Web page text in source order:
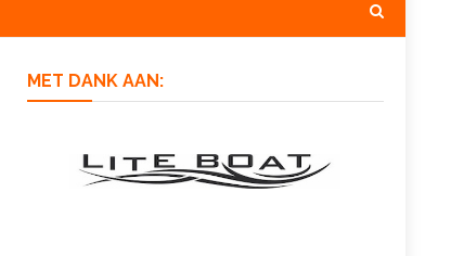
MET DANK AAN: